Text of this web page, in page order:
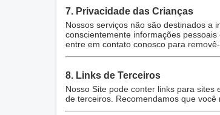
7. Privacidade das Crianças
Nossos serviços não são destinados a
conscientemente informações
entre em contato conosco para removê-
8. Links de Terceiros
Nosso Site pode conter links para
de terceiros. Recomendamos que